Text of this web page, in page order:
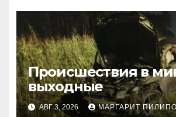
Происшествия в
выходные
АВГ 3, 2026 МАРГАРИТ